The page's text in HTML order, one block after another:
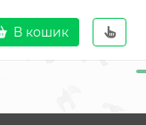
В кошик